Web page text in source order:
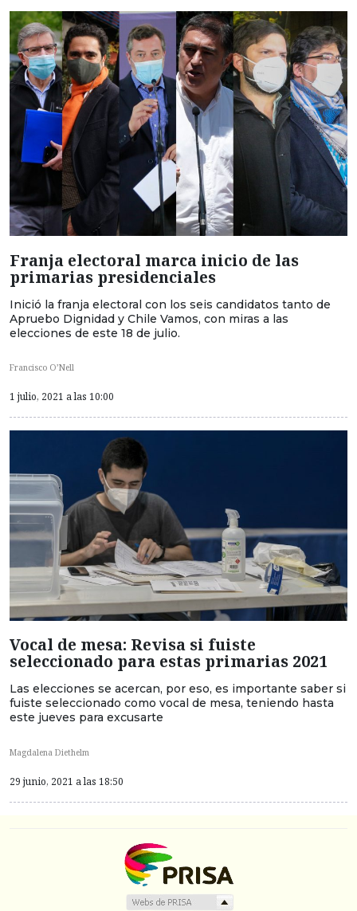
Franja electoral marca inicio de las
primarias presidenciales
Inició la franja electoral con los seis candidatos tanto de
Apruebo Dignidad y Chile Vamos, con miras a las
elecciones de este 18 de julio.
Francisco O’Nell
1 julio, 2021 a las 10:00
Vocal de mesa: Revisa si fuiste
seleccionado para estas primarias 2021
Las elecciones se acercan, por eso, es importante saber si
fuiste seleccionado como vocal de mesa, teniendo hasta
este jueves para excusarte
Magdalena Diethelm
29 junio, 2021 a las 18:50